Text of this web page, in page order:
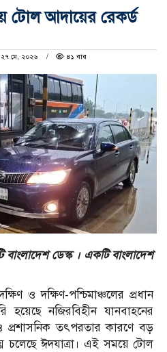
টোল আদায়ের রেকর্ড
মে, ২০২৬
৪১ বার
ডেস্ক । একটি বাংলাদেশ
ও দক্ষিণ-পশ্চিমাঞ্চলের প্রধান
হয়েছে নজিরবিহীন যানবাহনের
প্রশাসনিক তৎপরতার কারণে বড়
চলেছে ঈদযাত্রা। এই সময়ে টোল